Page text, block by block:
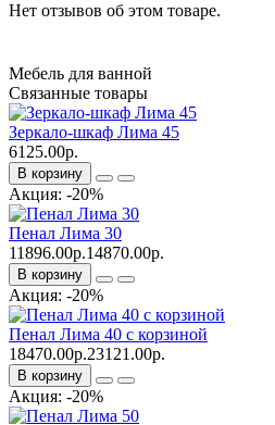
Нет отзывов об этом товаре.
Мебель для ванной
Связанные товары
Зеркало-шкаф Лима 45
6125.00р.
В корзину
Акция: -20%
Пенал Лима 30
11896.00р.14870.00р.
В корзину
Акция: -20%
Пенал Лима 40 с корзиной
18470.00р.23121.00р.
В корзину
Акция: -20%